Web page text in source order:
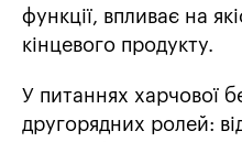
функції, впливає на
кінцевого продукту.
У питаннях харчової
другорядних ролей: